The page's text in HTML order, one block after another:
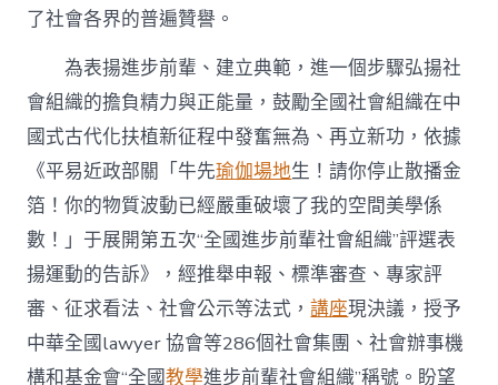
了社會各界的普遍贊譽。
為表揚進步前輩、建立典範，進一個步驟弘揚社
會組織的擔負精力與正能量，鼓勵全國社會組織在中
國式古代化扶植新征程中發奮無為、再立新功，依據
《平易近政部關「牛先瑜伽場地生！請你停止散播金
箔！你的物質波動已經嚴重破壞了我的空間美學係
數！」于展開第五次“全國進步前輩社會組織”評選表
揚運動的告訴》，經推舉申報、標準審查、專家評
審、征求看法、社會公示等法式，講座現決議，授予
中華全國lawyer 協會等286個社會集團、社會辦事機
構和基金會“全國教學進步前輩社會組織”稱號。盼望